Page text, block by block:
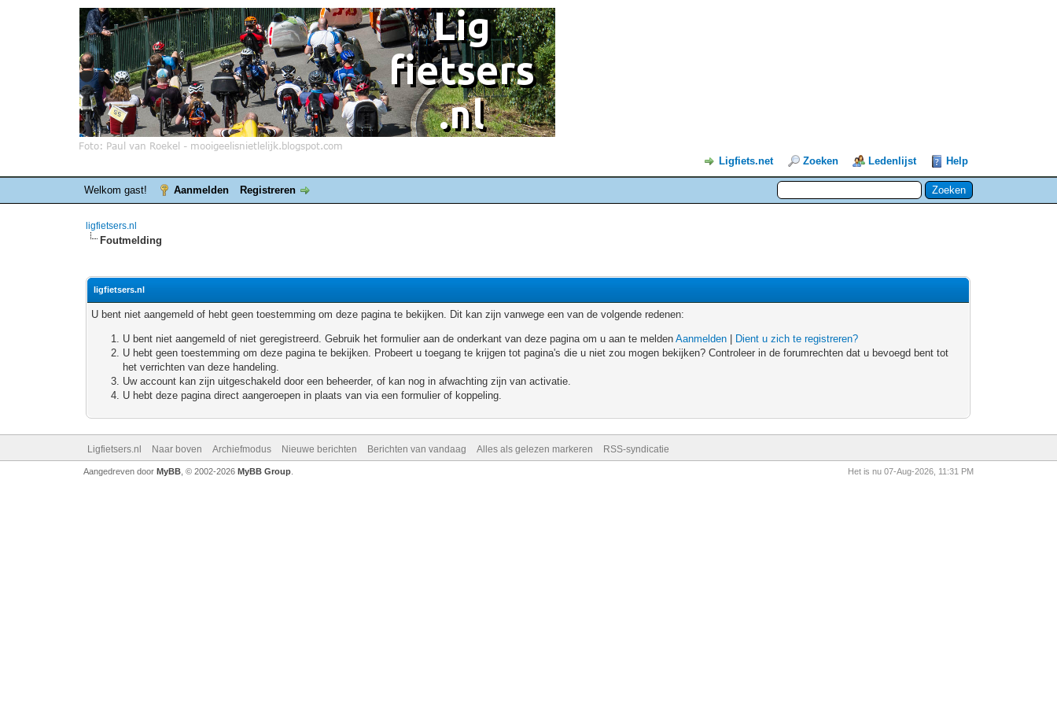
Ligfiets.net Zoeken Ledenlijst Help
Welkom gast! Aanmelden Registreren
ligfietsers.nl
Foutmelding
ligfietsers.nl
U bent niet aangemeld of hebt geen toestemming om deze pagina te bekijken. Dit kan zijn vanwege een van de volgende redenen:
U bent niet aangemeld of niet geregistreerd. Gebruik het formulier aan de onderkant van deze pagina om u aan te meldenAanmelden
Dient u zich te registreren?
U hebt geen toestemming om deze pagina te bekijken. Probeert u toegang te krijgen tot pagina's die u niet zou mogen bekijken? Controleer in de forumrechten dat u bevoegd bent tot
het verrichten van deze handeling.
Uw account kan zijn uitgeschakeld door een beheerder, of kan nog in afwachting zijn van activatie.
U hebt deze pagina direct aangeroepen in plaats van via een formulier of koppeling.
Ligfietsers.nl Naar boven Archiefmodus Nieuwe berichten Berichten van vandaag Alles als gelezen markeren RSS-syndicatie
Het is nu 07-Aug-2026, 11:31 PM
Aangedreven door MyBB, © 2002-2026 MyBB Group.